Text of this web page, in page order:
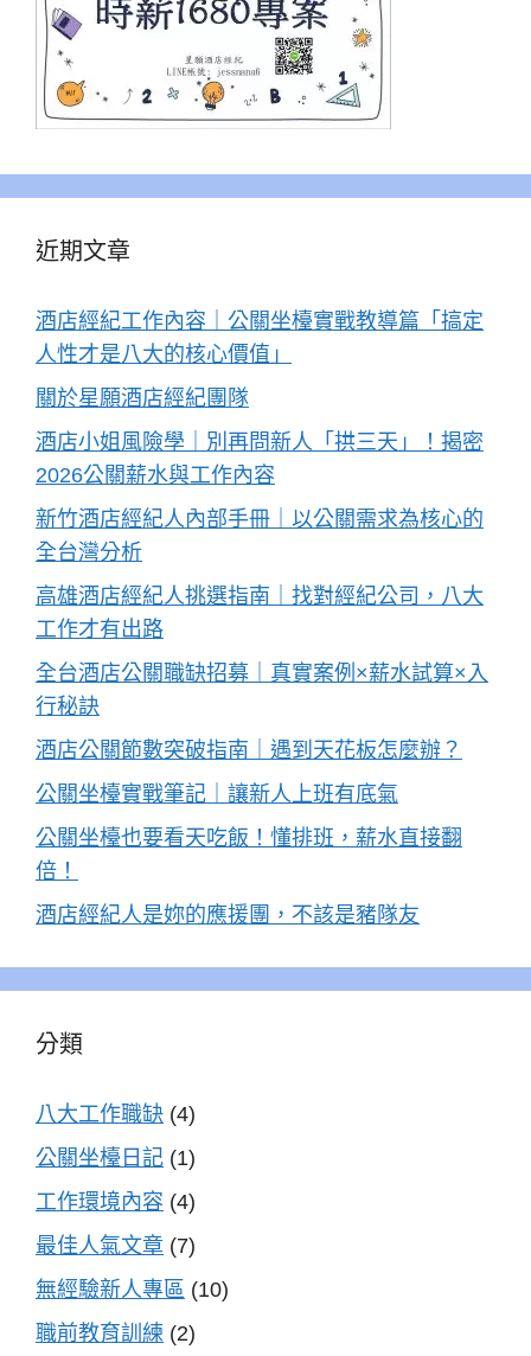
近期文章
酒店經紀工作內容｜公關坐檯實戰教導篇「搞定
人性才是八大的核心價值」
關於星願酒店經紀團隊
酒店小姐風險學｜別再問新人「拱三天」！揭密
2026公關薪水與工作內容
新竹酒店經紀人內部手冊｜以公關需求為核心的
全台灣分析
高雄酒店經紀人挑選指南｜找對經紀公司，八大
工作才有出路
全台酒店公關職缺招募｜真實案例×薪水試算×入
行秘訣
酒店公關節數突破指南｜遇到天花板怎麼辦？
公關坐檯實戰筆記｜讓新人上班有底氣
公關坐檯也要看天吃飯！懂排班，薪水直接翻
倍！
酒店經紀人是妳的應援團，不該是豬隊友
分類
八大工作職缺 (4)
公關坐檯日記 (1)
工作環境內容 (4)
最佳人氣文章 (7)
無經驗新人專區 (10)
職前教育訓練 (2)